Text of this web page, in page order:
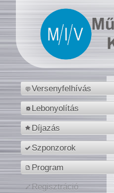
Versenyfelhívás
Lebonyolítás
Díjazás
Szponzorok
Program
Regisztráció